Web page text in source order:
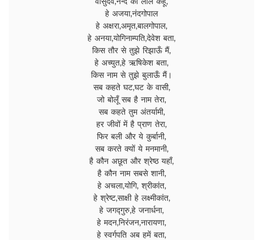
वासुदेव,नन्द का लाल कहूँ,
हे अजया,नंदगोपाल
हे अक्षरा,अमृत,बालगोपाल,
हे अनया,योगिनाम्पति,देवेश बता,
किस तौर से तुझे रिझाऊँ मैं,
हे अच्युत,हे ऋषिकेश बता,
किस नाम से तुझे बुलाऊँ मैं।
सब कहते घट,घट के वासी,
जो बोलूँ सब है नाम तेरा,
सब कहते तुम अंतर्यामी,
हर जीवों में है प्राण तेरा,
फिर बली और ये कुर्बानी,
सब करते क्यों ये मनमानी,
है कौन अछूत और श्रेष्ठ यहाँ,
है कौन नाम सबसे शानी,
हे अचला,योगि, श्रीकांत,
हे श्रेष्ट,साक्षी हे लक्ष्मीकांत,
हे जगद्गुरु,हे जनार्धना,
हे मदन,निरंजन,नारायणा,
हे स्वर्गपति अब हमें बता,